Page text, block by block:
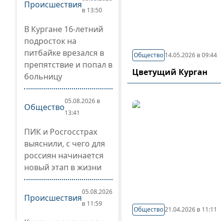
Происшествия
в 13:50
В Кургане 16-летний
подросток на
питбайке врезался в
препятствие и попал в
больницу
Общество
05.08.2026 в
13:41
ПИК и Росгосстрах
выяснили, с чего для
россиян начинается
новый этап в жизни
Происшествия
05.08.2026
в 11:59
Общество 14.05.2026 в 09:44
Цветущий Курган
Общество21.04.2026 в 11:11